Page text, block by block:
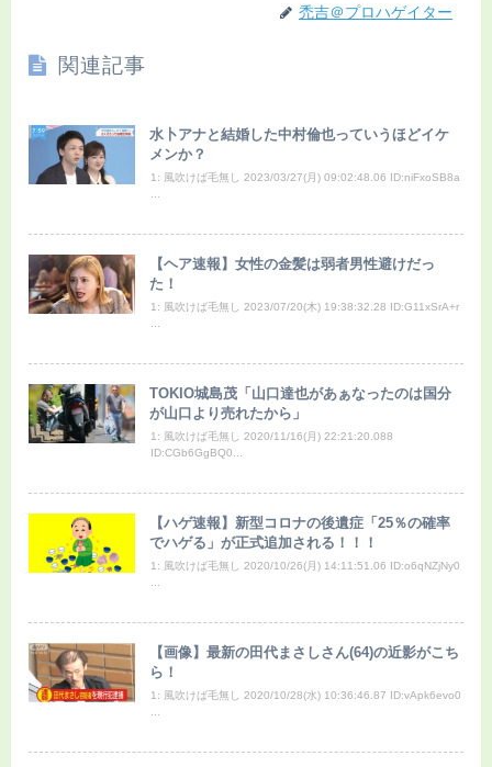
禿吉＠プロハゲイター
関連記事
水卜アナと結婚した中村倫也っていうほどイケ
メンか？
1: 風吹けば毛無し 2023/03/27(月) 09:02:48.06 ID:niFxoSB8a
【ヘア速報】女性の金髪は弱者男性避けだっ
た！
1: 風吹けば毛無し 2023/07/20(木) 19:38:32.28 ID:G11xSrA+r
TOKIO城島茂「山口達也があぁなったのは国分
が山口より売れたから」
1: 風吹けば毛無し 2020/11/16(月) 22:21:20.088
ID:CGb6GgBQ0...
【ハゲ速報】新型コロナの後遺症「25％の確率
でハゲる」が正式追加される！！！
1: 風吹けば毛無し 2020/10/26(月) 14:11:51.06 ID:o6qNZjNy0
【画像】最新の田代まさしさん(64)の近影がこち
ら！
1: 風吹けば毛無し 2020/10/28(水) 10:36:46.87 ID:vApk6evo0